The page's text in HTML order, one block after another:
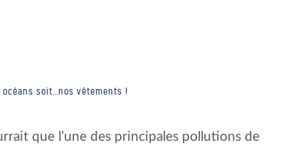
soit…nos vêtements !
que l’une des principales pollutions de